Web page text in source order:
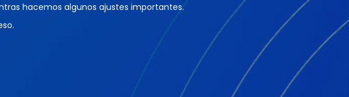
hacemos algunos ajustes importantes.